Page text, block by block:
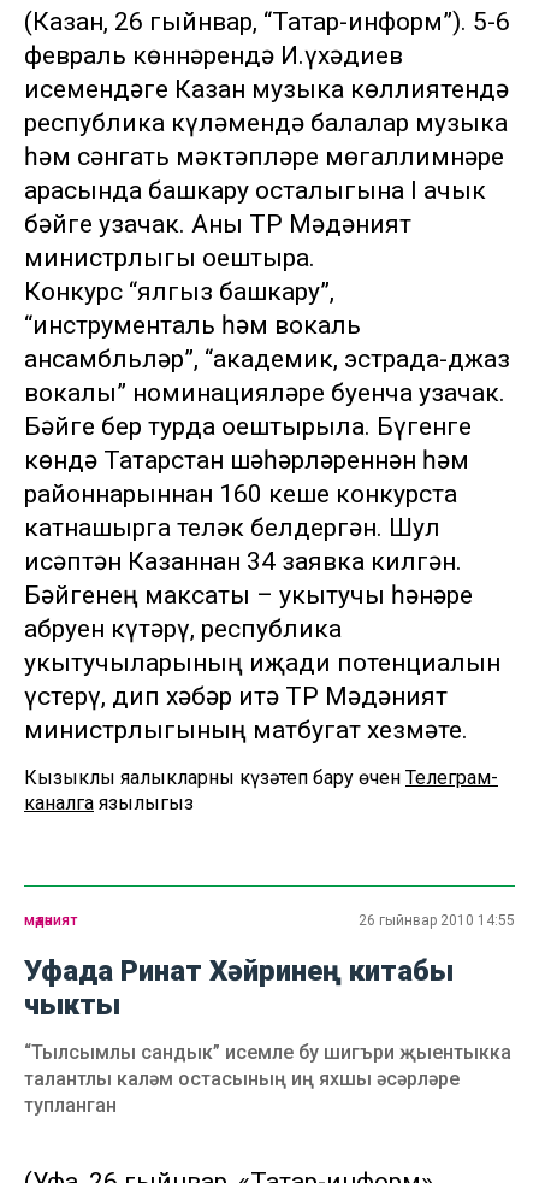
(Казан, 26 гыйнвар, “Татар-информ”). 5-6
февраль көннәрендә И.Әүхәдиев
исемендәге Казан музыка көллиятендә
республика күләмендә балалар музыка
һәм сәнгать мәктәпләре мөгаллимнәре
арасында башкару осталыгына I ачык
бәйге узачак. Аны ТР Мәдәният
министрлыгы оештыра.
Конкурс “ялгыз башкару”,
“инструменталь һәм вокаль
ансамбльләр”, “академик, эстрада-джаз
вокалы” номинацияләре буенча узачак.
Бәйге бер турда оештырыла. Бүгенге
көндә Татарстан шәһәрләреннән һәм
районнарыннан 160 кеше конкурста
катнашырга теләк белдергән. Шул
исәптән Казаннан 34 заявка килгән.
Бәйгенең максаты – укытучы һәнәре
абруен күтәрү, республика
укытучыларының иҗади потенциалын
үстерү, дип хәбәр итә ТР Мәдәният
министрлыгының матбугат хезмәте.
Кызыклы яңалыкларны күзәтеп бару өчен Телеграм-
каналга язылыгыз
мәдәният 26 гыйнвар 2010 14:55
Уфада Ринат Хәйринең китабы
чыкты
“Тылсымлы сандык” исемле бу шигъри җыентыкка
талантлы каләм остасының иң яхшы әсәрләре
тупланган